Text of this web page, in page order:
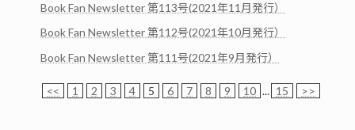
Book Fan Newsletter 第113号(2021年11月発行）
Book Fan Newsletter 第112号(2021年10月発行）
Book Fan Newsletter 第111号(2021年9月発行）
<< 1 2 3 4 5 6 7 8 9 10 ... 15 >>